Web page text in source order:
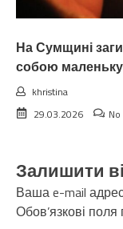
На Сумщині
собою
khristina
29.03.2026
Залишити
Ваша e-mail
Обов’язкові поля